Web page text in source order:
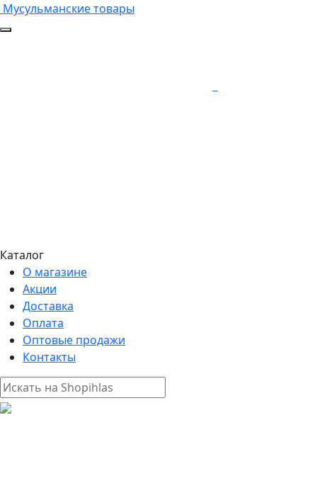
Мусульманские товары
Каталог
О магазине
Акции
Доставка
Оплата
Оптовые продажи
Контакты